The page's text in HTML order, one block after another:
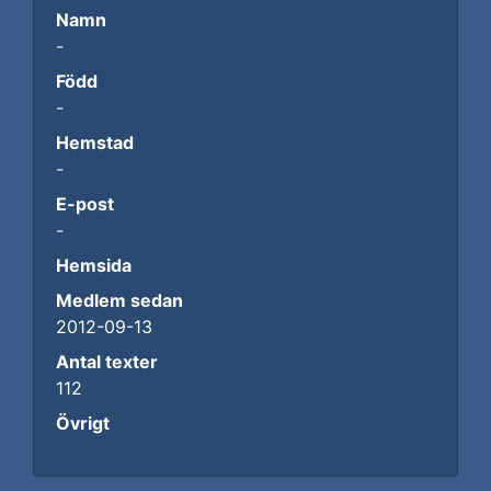
Namn
-
Född
-
Hemstad
-
E-post
-
Hemsida
Medlem sedan
2012-09-13
Antal texter
112
Övrigt